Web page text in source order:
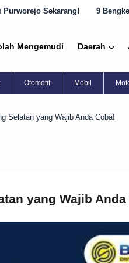
9 Bengkel Panggilan Terbaik di
Mengemudi Daerah
Otomotif Mobil
Selatan yang Wajib Anda Coba!
yang Wajib Anda